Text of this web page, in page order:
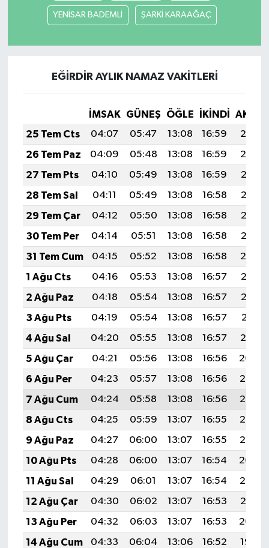
YENİSAR BADEMLİ ŞARKİ KARAAĞAÇ
EĞİRDİR AYLIK NAMAZ VAKITLERI
İMSAK GÜNEŞ ÖĞLE İKINDI
25 Tem Cts
04:07 05:47 13:08 16:59
20:19
26 Tem Paz
04:09 05:48 13:08 16:59
20:19
27 Tem Pts
04:10 05:49 13:08 16:59
20:18
28 Tem Sal
04:11 05:49 13:08 16:58
20:17
29 Tem Çar
04:12 05:50 13:08 16:58
20:16
30 Tem Per
04:14 05:51 13:08 16:58
20:15
31 Tem Cum
04:15 05:52 13:08 16:58
20:14
1 Ağu Cts
04:16 05:53 13:08 16:57
20:13
2 Ağu Paz
04:18 05:54 13:08 16:57
20:12
3 Ağu Pts
04:19 05:54 13:08 16:57
20:11
4 Ağu Sal
04:20 05:55 13:08 16:57
20:10
5 Ağu Çar
04:21 05:56 13:08 16:56
20:09
6 Ağu Per
04:23 05:57 13:08 16:56
20:08
7 Ağu Cum
04:24 05:58 13:08 16:56
20:07
8 Ağu Cts
04:25 05:59 13:07 16:55
20:06
9 Ağu Paz
04:27 06:00 13:07 16:55
20:05
10 Ağu Pts
04:28 06:00 13:07 16:54
20:04
11 Ağu Sal
04:29 06:01 13:07 16:54
20:03
12 Ağu Çar
04:30 06:02 13:07 16:53
20:01
13 Ağu Per
04:32 06:03 13:07 16:53
20:00
14 Ağu Cum
04:33 06:04 13:06 16:52
19:59